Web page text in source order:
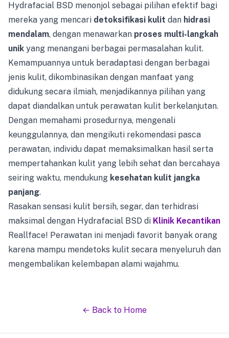
Hydrafacial BSD menonjol sebagai pilihan efektif bagi
mereka yang mencari detoksifikasi kulit dan hidrasi
mendalam, dengan menawarkan proses multi-langkah
unik yang menangani berbagai permasalahan kulit.
Kemampuannya untuk beradaptasi dengan berbagai
jenis kulit, dikombinasikan dengan manfaat yang
didukung secara ilmiah, menjadikannya pilihan yang
dapat diandalkan untuk perawatan kulit berkelanjutan.
Dengan memahami prosedurnya, mengenali
keunggulannya, dan mengikuti rekomendasi pasca
perawatan, individu dapat memaksimalkan hasil serta
mempertahankan kulit yang lebih sehat dan bercahaya
seiring waktu, mendukung kesehatan kulit jangka
panjang.
Rasakan sensasi kulit bersih, segar, dan terhidrasi
maksimal dengan Hydrafacial BSD di Klinik Kecantikan
Reallface! Perawatan ini menjadi favorit banyak orang
karena mampu mendetoks kulit secara menyeluruh dan
mengembalikan kelembapan alami wajahmu.
← Back to Home